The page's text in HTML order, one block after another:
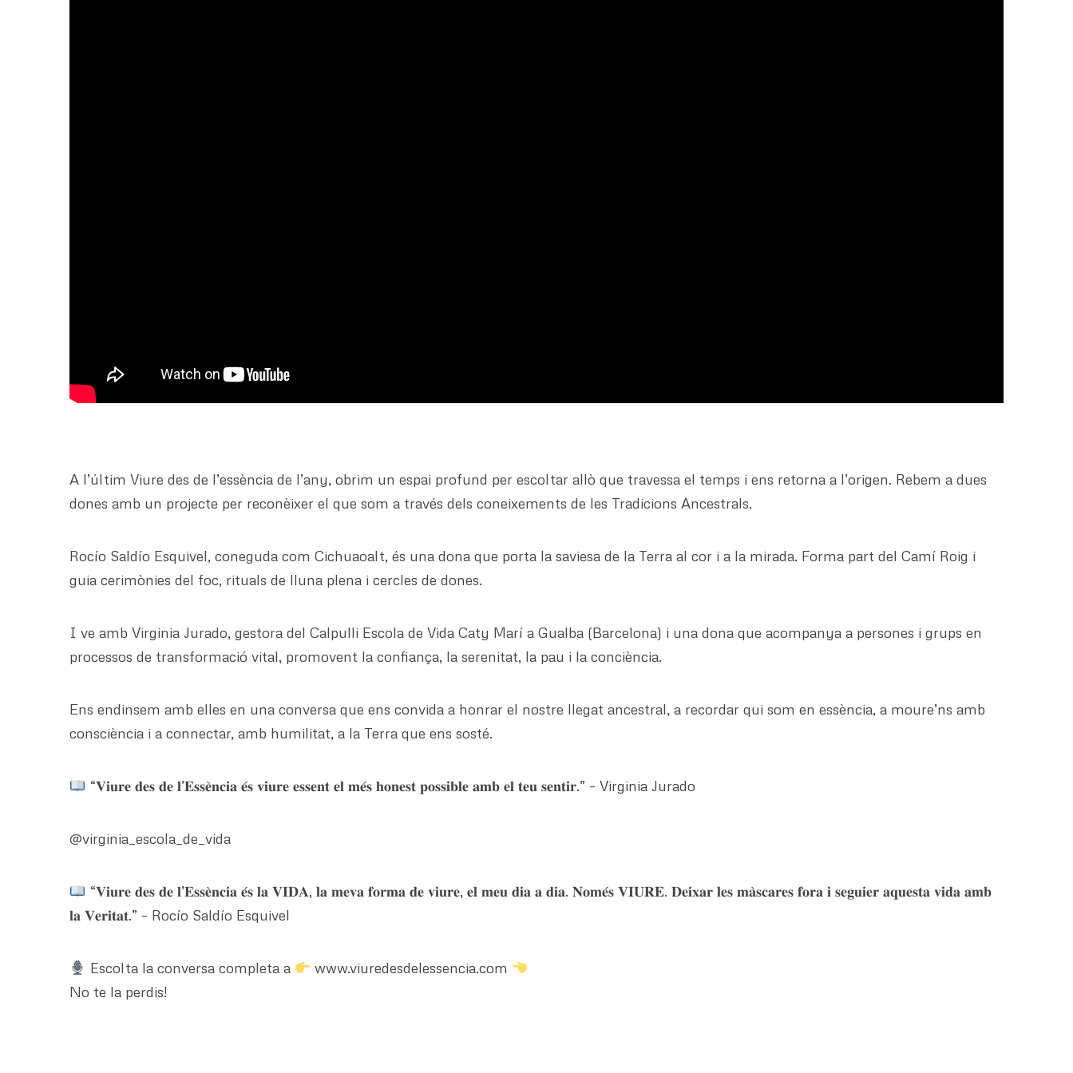
A l’últim Viure des de l’essència de l’any, obrim un espai profund per escoltar allò que travessa el temps i ens retorna a l’origen. Rebem a dues
dones amb un projecte per reconèixer el que som a través dels coneixements de les Tradicions Ancestrals.
Rocío Saldío Esquivel, coneguda com Cichuaoalt, és una dona que porta la saviesa de la Terra al cor i a la mirada. Forma part del Camí Roig i
guia cerimònies del foc, rituals de lluna plena i cercles de dones.
I ve amb Virginia Jurado, gestora del Calpulli Escola de Vida Caty Marí a Gualba (Barcelona) i una dona que acompanya a persones i grups en
processos de transformació vital, promovent la confiança, la serenitat, la pau i la conciència.
Ens endinsem amb elles en una conversa que ens convida a honrar el nostre llegat ancestral, a recordar qui som en essència, a moure’ns amb
consciència i a connectar, amb humilitat, a la Terra que ens sosté.
“𝐕𝐢𝐮𝐫𝐞 𝐝𝐞𝐬 𝐝𝐞 𝐥’𝐄𝐬𝐬𝐞̀𝐧𝐜𝐢𝐚 𝐞́𝐬 𝐯𝐢𝐮𝐫𝐞 𝐞𝐬𝐬𝐞𝐧𝐭 𝐞𝐥 𝐦𝐞́𝐬 𝐡𝐨𝐧𝐞𝐬𝐭 𝐩𝐨𝐬𝐬𝐢𝐛𝐥𝐞 𝐚𝐦𝐛 𝐞𝐥 𝐭𝐞𝐮 𝐬𝐞𝐧𝐭𝐢𝐫.” – Virginia Jurado
@virginia_escola_de_vida
“𝐕𝐢𝐮𝐫𝐞 𝐝𝐞𝐬 𝐝𝐞 𝐥’𝐄𝐬𝐬𝐞̀𝐧𝐜𝐢𝐚 𝐞́𝐬 𝐥𝐚 𝐕𝐈𝐃𝐀, 𝐥𝐚 𝐦𝐞𝐯𝐚 𝐟𝐨𝐫𝐦𝐚 𝐝𝐞 𝐯𝐢𝐮𝐫𝐞, 𝐞𝐥 𝐦𝐞𝐮 𝐝𝐢𝐚 𝐚 𝐝𝐢𝐚. 𝐍𝐨𝐦𝐞́𝐬 𝐕𝐈𝐔𝐑𝐄. 𝐃𝐞𝐢𝐱𝐚𝐫 𝐥𝐞𝐬 𝐦𝐚̀𝐬𝐜𝐚𝐫𝐞𝐬 𝐟𝐨𝐫𝐚 𝐢 𝐬𝐞𝐠𝐮𝐢𝐞𝐫 𝐚𝐪𝐮𝐞𝐬𝐭𝐚 𝐯𝐢𝐝𝐚 𝐚𝐦𝐛
𝐥𝐚 𝐕𝐞𝐫𝐢𝐭𝐚𝐭.” – Rocío Saldío Esquivel
Escolta la conversa completa a
www.viuredesdelessencia.com
No te la perdis!